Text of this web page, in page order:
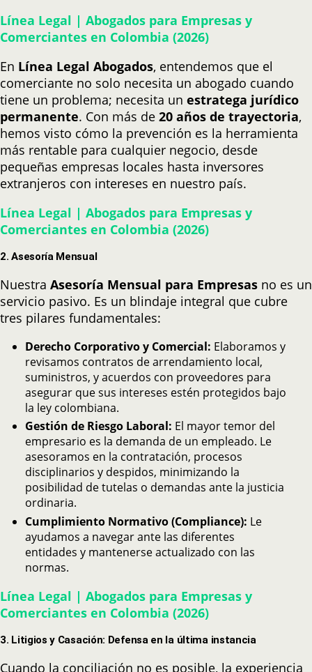
Línea Legal | Abogados para Empresas y
Comerciantes en Colombia (2026)
En Línea Legal Abogados, entendemos que el
comerciante no solo necesita un abogado cuando
tiene un problema; necesita un estratega jurídico
permanente. Con más de 20 años de trayectoria,
hemos visto cómo la prevención es la herramienta
más rentable para cualquier negocio, desde
pequeñas empresas locales hasta inversores
extranjeros con intereses en nuestro país.
Línea Legal | Abogados para Empresas y
Comerciantes en Colombia (2026)
2. Asesoría Mensual
Nuestra Asesoría Mensual para Empresas no es un
servicio pasivo. Es un blindaje integral que cubre
tres pilares fundamentales:
Derecho Corporativo y Comercial: Elaboramos y
revisamos contratos de arrendamiento local,
suministros, y acuerdos con proveedores para
asegurar que sus intereses estén protegidos bajo
la ley colombiana.
Gestión de Riesgo Laboral: El mayor temor del
empresario es la demanda de un empleado. Le
asesoramos en la contratación, procesos
disciplinarios y despidos, minimizando la
posibilidad de tutelas o demandas ante la justicia
ordinaria.
Cumplimiento Normativo (Compliance): Le
ayudamos a navegar ante las diferentes
entidades y mantenerse actualizado con las
normas.
Línea Legal | Abogados para Empresas y
Comerciantes en Colombia (2026)
3. Litigios y Casación: Defensa en la última instancia
Cuando la conciliación no es posible, la experiencia